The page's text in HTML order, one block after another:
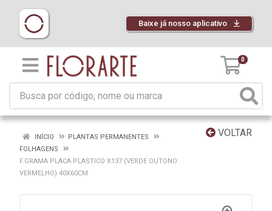
Baixe já nosso aplicativo
0
VOLTAR
INÍCIO
PLANTAS PERMANENTES
FOLHAGENS
F.GRAMA PLACA PLASTICO X137 (VERDE OUTONO
VERMELHO) 40X60CM